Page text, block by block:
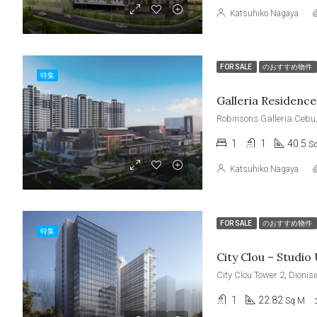
Katsuhiko Nagaya
特集
FOR SALE のおすすめ物件
1 1 40.5
Katsuhiko Nagaya
特集
FOR SALE のおすすめ物件
City Clou – Studio
1 22.82 Sq M